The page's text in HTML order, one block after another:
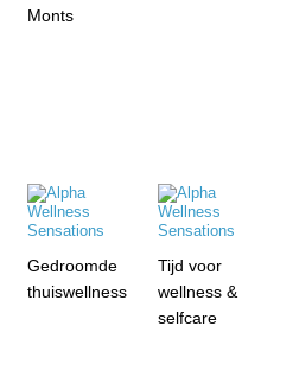
Monts
Gedroomde
thuiswellness
Tijd voor
wellness &
selfcare